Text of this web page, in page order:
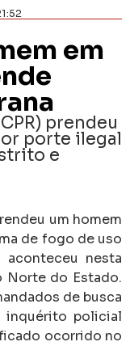
em
prendeu
porte ilegal
e
um homem
de fogo de uso
nesta
Norte do Estado.
de busca
inquérito policial
ocorrido no